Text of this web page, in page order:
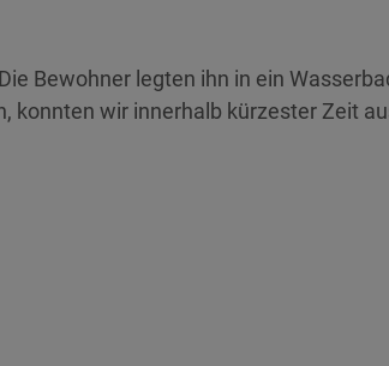
Bewohner legten ihn in ein
wir innerhalb kürzester Zeit